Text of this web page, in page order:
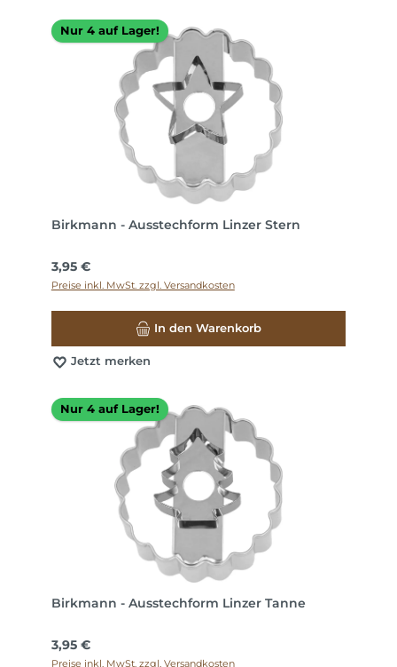
Nur 4 auf Lager!
Birkmann - Ausstechform Linzer Stern
Regulärer Preis:
3,95 €
Preise inkl. MwSt. zzgl. Versandkosten
In den Warenkorb
Jetzt merken
Nur 4 auf Lager!
Birkmann - Ausstechform Linzer Tanne
Regulärer Preis:
3,95 €
Preise inkl. MwSt. zzgl. Versandkosten